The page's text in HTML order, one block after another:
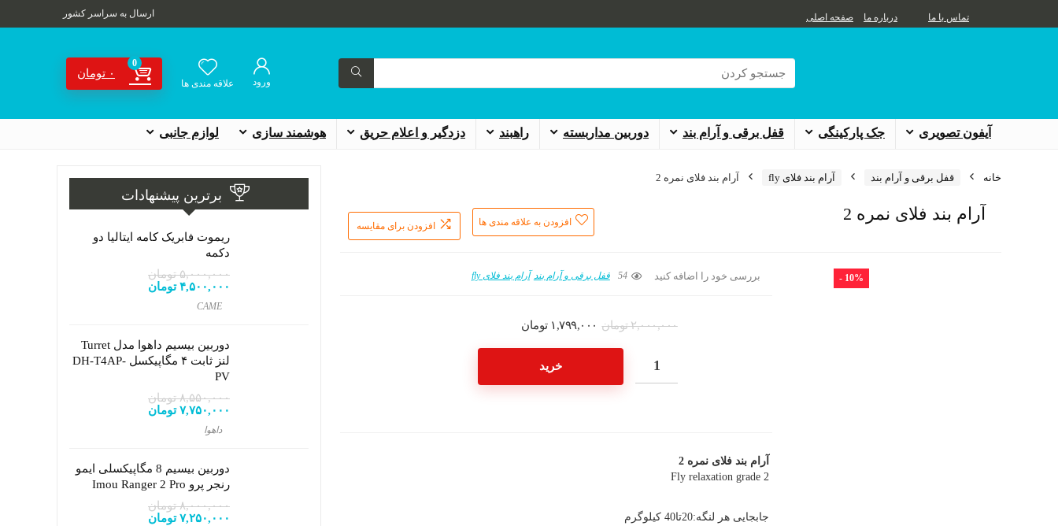
صفحه اصلی درباره ما تماس با ما ارسال به سراسر کشور
ورود علاقه مندی ها
0
۰ تومان
آیفون تصویری جک پارکینگی قفل برقی و آرام بند دوربین مداربسته راهبند دزدگیر و اعلام حریق هوشمند سازی لوازم جانبی
خانه قفل برقی و آرام بند آرام بند فلای fly آرام بند فلای نمره 2
آرام بند فلای نمره 2 افزودن به علاقه مندی ها افزودن برای مقایسه
- 10% بررسی خود را اضافه کنید 54 قفل برقی و آرام بند آرام بند فلای fly
۲,۰۰۰,۰۰۰ تومان ۱,۷۹۹,۰۰۰ تومان
خرید
آرام بند فلای نمره 2
Fly relaxation grade 2
جابجایی هر لنگه:20تا40 کیلوگرم
برترین پیشنهادات
ریموت فابریک کامه ایتالیا دو
دکمه
۵,۰۰۰,۰۰۰ تومان
۴,۵۰۰,۰۰۰ تومان
CAME
دوربین بیسیم داهوا مدل Turret
لنز ثابت ۴ مگاپیکسل DH-T4AP-
PV
۸,۵۵۰,۰۰۰ تومان
۷,۷۵۰,۰۰۰ تومان
داهوا
دوربین بیسیم 8 مگاپیکسلی ایمو
رنجر پرو Imou Ranger 2 Pro
۸,۰۰۰,۰۰۰ تومان
۷,۲۵۰,۰۰۰ تومان